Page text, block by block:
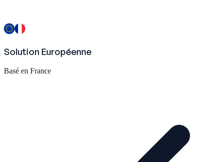
Solution Européenne
Basé en France